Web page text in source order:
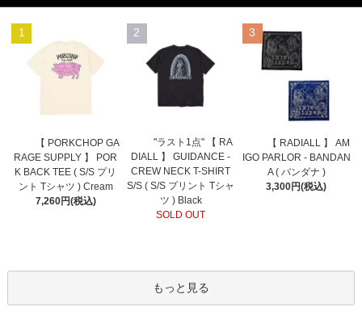
1
【 PORKCHOP GA
RAGE SUPPLY 】 POR
K BACK TEE ( S/S プリ
ント Tシャツ ) Cream
7,260円(税込)
2
"ラスト1点" 【 RA
DIALL 】 GUIDANCE -
CREW NECK T-SHIRT
S/S ( S/S プリント Tシャ
ツ ) Black
SOLD OUT
3
【 RADIALL 】 AM
IGO PARLOR - BANDAN
A ( バンダナ )
3,300円(税込)
もっと見る